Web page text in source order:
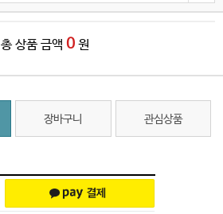
총 상품 금액 0 원
장바구니 관심상품